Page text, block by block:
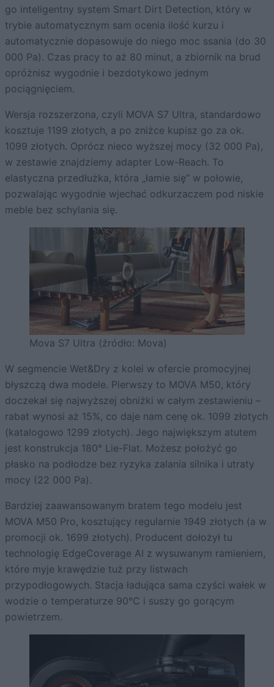
go inteligentny system Smart Dirt Detection, który w
trybie automatycznym sam ocenia ilość kurzu i
automatycznie dopasowuje do niego moc ssania (do 30
000 Pa). Czas pracy to aż 80 minut, a zbiornik na brud
opróżnisz wygodnie i bezdotykowo jednym
pociągnięciem.
Wersja rozszerzona, czyli MOVA S7 Ultra, standardowo
kosztuje 1199 złotych, a po zniżce kupisz go za ok.
1099 złotych. Oprócz nieco wyższej mocy (32 000 Pa),
w zestawie znajdziemy adapter Low-Reach. To
elastyczna przedłużka, która „łamie się” w połowie,
pozwalając wygodnie wjechać odkurzaczem pod niskie
meble bez schylania się.
Mova S7 Ultra (źródło: Mova)
W segmencie Wet&Dry z kolei w ofercie promocyjnej
błyszczą dwa modele. Pierwszy to MOVA M50, który
doczekał się najwyższej obniżki w całym zestawieniu –
rabat wynosi aż 15%, co daje nam cenę ok. 1099 złotych
(katalogowo 1299 złotych). Jego największym atutem
jest konstrukcja 180° Lie-Flat. Możesz położyć go
płasko na podłodze bez ryzyka zalania silnika i utraty
mocy (22 000 Pa).
Bardziej zaawansowanym bratem tego modelu jest
MOVA M50 Pro, kosztujący regularnie 1949 złotych (a w
promocji ok. 1699 złotych). Producent dołożył tu
technologię EdgeCoverage AI z wysuwanym ramieniem,
które myje krawędzie tuż przy listwach
przypodłogowych. Stacja ładująca sama czyści wałek w
wodzie o temperaturze 90°C i suszy go gorącym
powietrzem.